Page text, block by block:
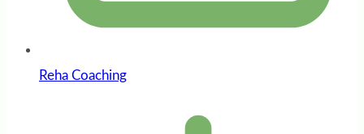
Reha Coaching